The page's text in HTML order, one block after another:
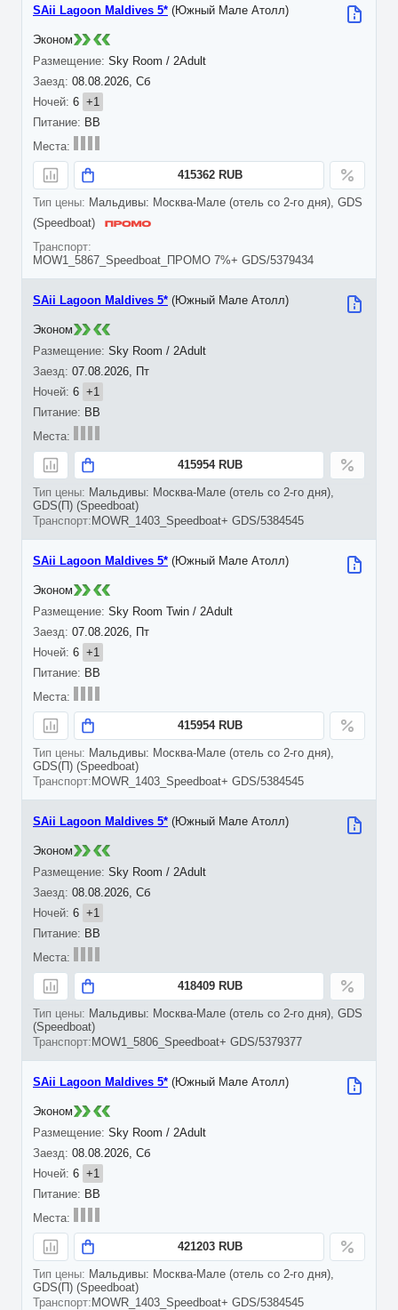
08.08.2026, Сб
6 +1
SAii Lagoon Maldives 5* (Южный Мале Атолл)
Sky Room / 2Adult
BB
415362 RUB
Мальдивы: Москва-Мале (отель со 2-го дня), GDS
(Speedboat)
MOW1_5867_Speedboat_ПРОМО 7%+ GDS/5379434
Эконом
07.08.2026, Пт
6 +1
SAii Lagoon Maldives 5* (Южный Мале Атолл)
Sky Room / 2Adult
BB
415954 RUB
Мальдивы: Москва-Мале (отель со 2-го дня),
GDS(П) (Speedboat)
MOWR_1403_Speedboat+ GDS/5384545
Эконом
07.08.2026, Пт
6 +1
SAii Lagoon Maldives 5* (Южный Мале Атолл)
Sky Room Twin / 2Adult
BB
415954 RUB
Мальдивы: Москва-Мале (отель со 2-го дня),
GDS(П) (Speedboat)
MOWR_1403_Speedboat+ GDS/5384545
Эконом
08.08.2026, Сб
6 +1
SAii Lagoon Maldives 5* (Южный Мале Атолл)
Sky Room / 2Adult
BB
418409 RUB
Мальдивы: Москва-Мале (отель со 2-го дня), GDS
(Speedboat)
MOW1_5806_Speedboat+ GDS/5379377
Эконом
08.08.2026, Сб
6 +1
SAii Lagoon Maldives 5* (Южный Мале Атолл)
Sky Room / 2Adult
BB
421203 RUB
Мальдивы: Москва-Мале (отель со 2-го дня),
GDS(П) (Speedboat)
MOWR_1403_Speedboat+ GDS/5384545
Эконом